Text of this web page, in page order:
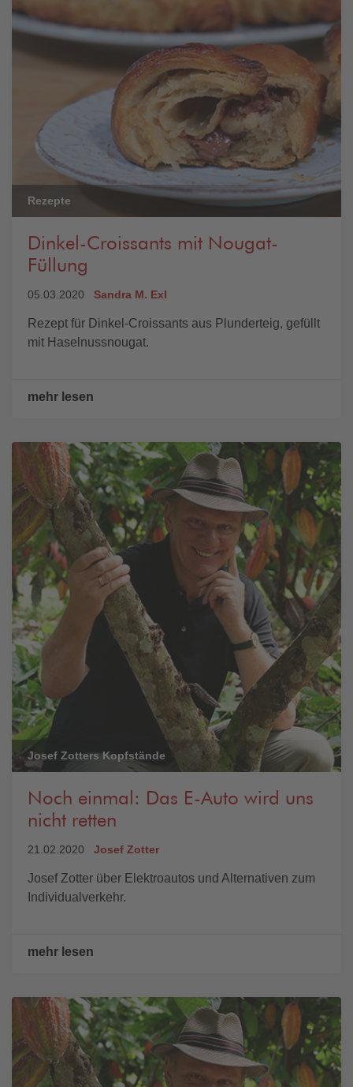
Rezepte
Dinkel-Croissants mit Nougat-
Füllung
05.03.2020 Sandra M. Exl
Rezept für Dinkel-Croissants aus Plunderteig, gefüllt
mit Haselnussnougat.
mehr lesen
Josef Zotters Kopfstände
Noch einmal: Das E-Auto wird uns
nicht retten
21.02.2020 Josef Zotter
Josef Zotter über Elektroautos und Alternativen zum
Individualverkehr.
mehr lesen